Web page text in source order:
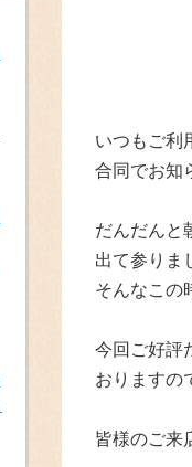
いつもご利
合同でお知
だんだんと
出て参りま
そんなこの
今回ご好評
おりますの
皆様のご来